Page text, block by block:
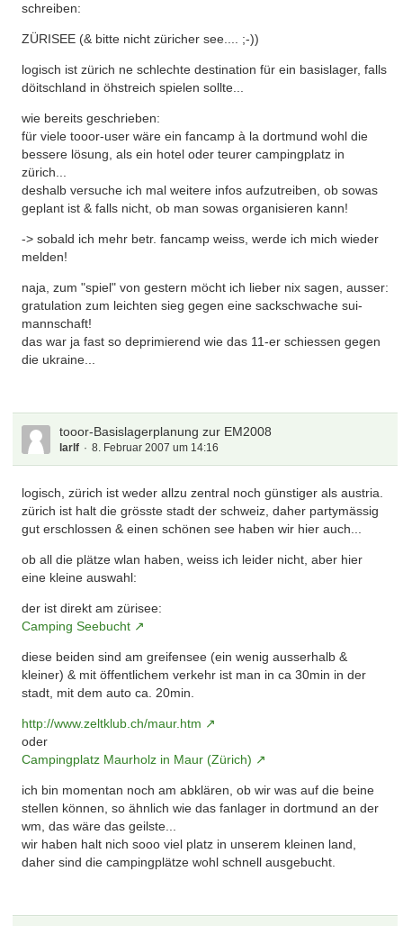
schreiben:
ZÜRISEE (& bitte nicht züricher see.... ;-))
logisch ist zürich ne schlechte destination für ein basislager, falls
döitschland in öhstreich spielen sollte...
wie bereits geschrieben:
für viele tooor-user wäre ein fancamp à la dortmund wohl die
bessere lösung, als ein hotel oder teurer campingplatz in
zürich...
deshalb versuche ich mal weitere infos aufzutreiben, ob sowas
geplant ist & falls nicht, ob man sowas organisieren kann!
-> sobald ich mehr betr. fancamp weiss, werde ich mich wieder
melden!
naja, zum "spiel" von gestern möcht ich lieber nix sagen, ausser:
gratulation zum leichten sieg gegen eine sackschwache sui-
mannschaft!
das war ja fast so deprimierend wie das 11-er schiessen gegen
die ukraine...
tooor-Basislagerplanung zur EM2008
larlf 8. Februar 2007 um 14:16
logisch, zürich ist weder allzu zentral noch günstiger als austria.
zürich ist halt die grösste stadt der schweiz, daher partymässig
gut erschlossen & einen schönen see haben wir hier auch...
ob all die plätze wlan haben, weiss ich leider nicht, aber hier
eine kleine auswahl:
der ist direkt am zürisee:
Camping Seebucht
diese beiden sind am greifensee (ein wenig ausserhalb &
kleiner) & mit öffentlichem verkehr ist man in ca 30min in der
stadt, mit dem auto ca. 20min.
http://www.zeltklub.ch/maur.htm
oder
Campingplatz Maurholz in Maur (Zürich)
ich bin momentan noch am abklären, ob wir was auf die beine
stellen können, so ähnlich wie das fanlager in dortmund an der
wm, das wäre das geilste...
wir haben halt nich sooo viel platz in unserem kleinen land,
daher sind die campingplätze wohl schnell ausgebucht.